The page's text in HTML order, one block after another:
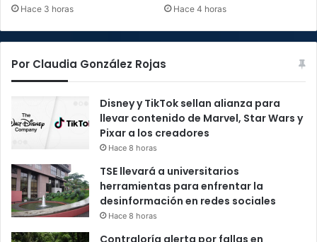
Hace 3 horas Hace 4 horas
Por Claudia González Rojas
Disney y TikTok sellan alianza para
llevar contenido de Marvel, Star Wars y
Pixar a los creadores
Hace 8 horas
TSE llevará a universitarios
herramientas para enfrentar la
desinformación en redes sociales
Hace 8 horas